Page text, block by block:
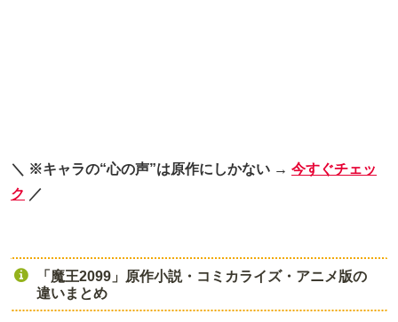
＼ ※キャラの“心の声”は原作にしかない → 今すぐチェッ
ク ／
「魔王2099」原作小説・コミカライズ・アニメ版の
違いまとめ